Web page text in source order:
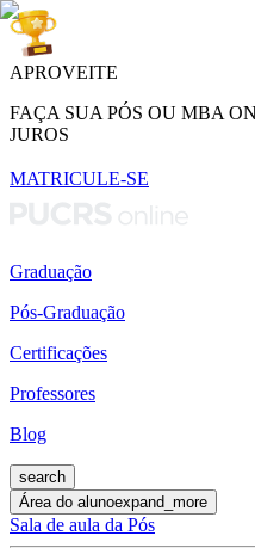
APROVEITE
FAÇA SUA PÓS OU MBA
JUROS
MATRICULE-SE
Graduação
Pós-Graduação
Certificações
Professores
Blog
search
Área do alunoexpand_more
Sala de aula da Pós